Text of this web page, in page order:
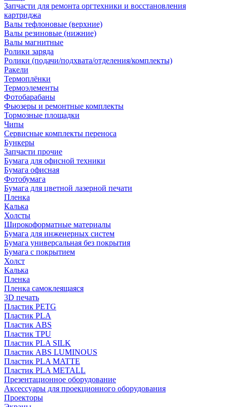
Запчасти для ремонта оргтехники и восстановления
картриджа
Валы тефлоновые (верхние)
Валы резиновые (нижние)
Валы магнитные
Ролики заряда
Ролики (подачи/подхвата/отделения/комплекты)
Ракели
Термоплёнки
Термоэлементы
Фотобарабаны
Фьюзеры и ремонтные комплекты
Тормозные площадки
Чипы
Сервисные комплекты переноса
Бункеры
Запчасти прочие
Бумага для офисной техники
Бумага офисная
Фотобумага
Бумага для цветной лазерной печати
Пленка
Калька
Холсты
Широкоформатные материалы
Бумага для инженерных систем
Бумага универсальная без покрытия
Бумага с покрытием
Холст
Калька
Пленка
Пленка самоклеящаяся
3D печать
Пластик PETG
Пластик PLA
Пластик ABS
Пластик TPU
Пластик PLA SILK
Пластик ABS LUMINOUS
Пластик PLA MATTE
Пластик PLA METALL
Презентационное оборудование
Аксессуары для проекционного оборудования
Проекторы